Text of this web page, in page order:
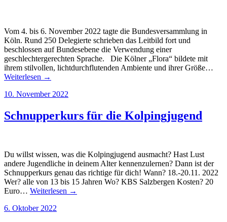
Vom 4. bis 6. November 2022 tagte die Bundesversammlung in
Köln. Rund 250 Delegierte schrieben das Leitbild fort und
beschlossen auf Bundesebene die Verwendung einer
geschlechtergerechten Sprache. Die Kölner „Flora“ bildete mit
ihrem stilvollen, lichtdurchflutenden Ambiente und ihrer Größe…
Weiterlesen →
10. November 2022
Schnupperkurs für die Kolpingjugend
Du willst wissen, was die Kolpingjugend ausmacht? Hast Lust
andere Jugendliche in deinem Alter kennenzulernen? Dann ist der
Schnupperkurs genau das richtige für dich! Wann? 18.-20.11. 2022
Wer? alle von 13 bis 15 Jahren Wo? KBS Salzbergen Kosten? 20
Euro… Weiterlesen →
6. Oktober 2022